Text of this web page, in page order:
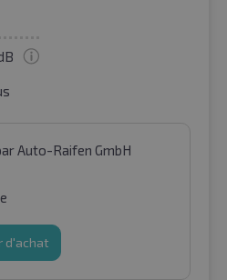
Auto-Raifen GmbH
d'achat